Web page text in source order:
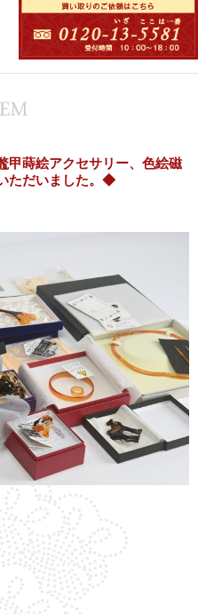
蒔絵アクセサリー、色絵磁
ただいました。◆